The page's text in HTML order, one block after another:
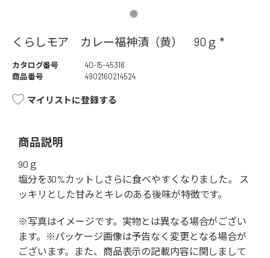
くらしモア カレー福神漬（黄） 90ｇ *
カタログ番号
40-15-45316
商品番号
4902160214524
マイリストに登録する
商品説明
90ｇ
塩分を30%カットしさらに食べやすくなりました。 ス
ッキリとした甘みとキレのある後味が特徴です。
※写真はイメージです。実物とは異なる場合がござい
ます。※パッケージ画像は予告なく変更となる場合が
ございます。また、商品表示の記載内容に関しまして